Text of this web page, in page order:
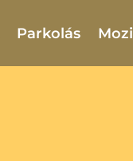
Parkolás Mozi